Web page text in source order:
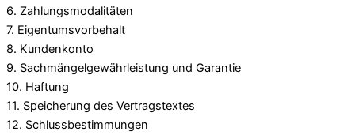
6. Zahlungsmodalitäten
7. Eigentumsvorbehalt
8. Kundenkonto
9. Sachmängelgewährleistung und Garantie
10. Haftung
11. Speicherung des Vertragstextes
12. Schlussbestimmungen